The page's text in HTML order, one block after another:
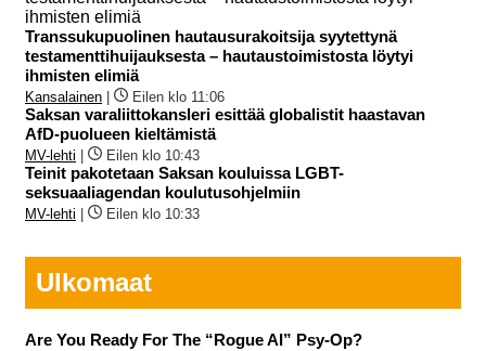
Transsukupuolinen hautausurakoitsija syytettynä
testamenttihuijauksesta – hautaustoimistosta löytyi
ihmisten elimiä
Kansalainen Eilen klo 11:06
Saksan varaliittokansleri esittää globalistit haastavan
AfD-puolueen kieltämistä
MV-lehti Eilen klo 10:43
Teinit pakotetaan Saksan kouluissa LGBT-
seksuaaliagendan koulutusohjelmiin
MV-lehti Eilen klo 10:33
Ulkomaat
Are You Ready For The “Rogue AI” Psy-Op?